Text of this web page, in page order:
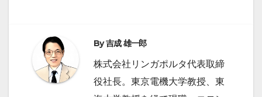
ョ
ン
By吉成 雄一郎
株式会社リンガポルタ代表取締
役社長。東京電機大学教授、東